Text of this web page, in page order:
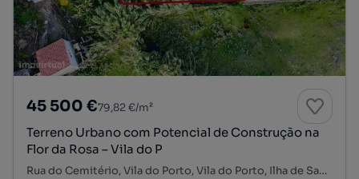
45 500 €79,82 €/m²
Terreno Urbano com Potencial de Construção na
Flor da Rosa – Vila do P
Rua do Cemitério, Vila do Porto, Vila do Porto, Ilha de Santa Maria